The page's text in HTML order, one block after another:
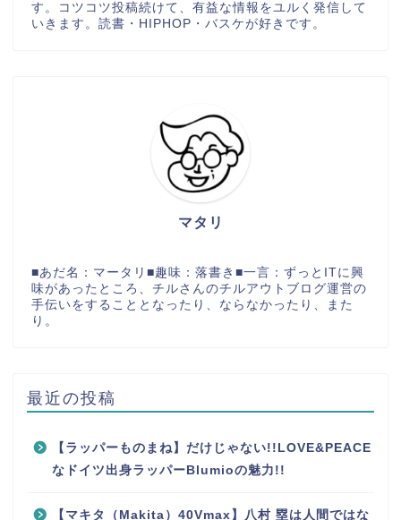
す。コツコツ投稿続けて、有益な情報をユルく発信して
いきます。読書・HIPHOP・バスケが好きです。
マタリ
■あだ名：マータリ■趣味：落書き■一言：ずっとITに興
味があったところ、チルさんのチルアウトブログ運営の
手伝いをすることとなったり、ならなかったり、また
り。
最近の投稿
【ラッパーものまね】だけじゃない!!LOVE&PEACE
なドイツ出身ラッパーBlumioの魅力!!
【マキタ（Makita）40Vmax】八村 塁は人間ではな